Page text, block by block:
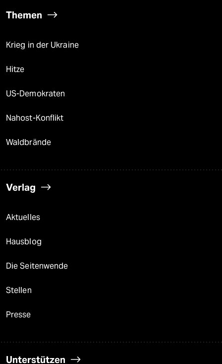
Themen
Krieg in der Ukraine
Hitze
US-Demokraten
Nahost-Konflikt
Waldbrände
Verlag
Aktuelles
Hausblog
Die Seitenwende
Stellen
Presse
Unterstützen